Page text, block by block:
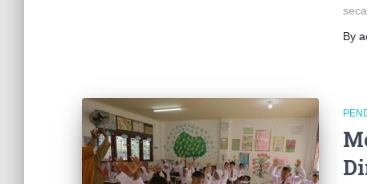
By